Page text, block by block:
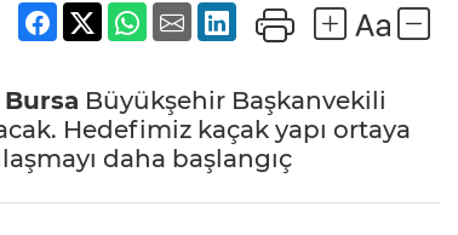
Bursa Büyükşehir Başkanvekili
Hedefimiz kaçak yapı ortaya
daha başlangıç